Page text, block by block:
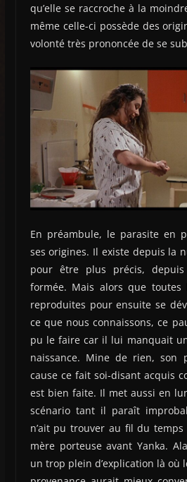
qu’elle se raccroche à la
même celle-ci possède des
volonté très prononcée de se
En préambule, le parasite en
ses origines. Il existe depuis la
pour être plus précis,
formée. Mais alors que toutes
reproduites pour ensuite se
ce que nous connaissons, ce
pu le faire car il lui manquait
naissance. Mine de rien, son
cause ce fait soi-disant acquis
est bien faite. Il met aussi en
scénario tant il paraît
n’ait pu trouver au fil du
mère porteuse avant Yanka.
un trop plein d’explication là où